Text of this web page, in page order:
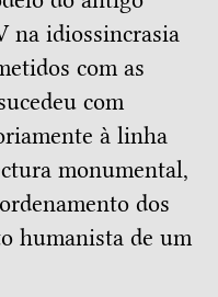
na idiossincrasia
com as
com
à linha
monumental,
dos
humanista de um